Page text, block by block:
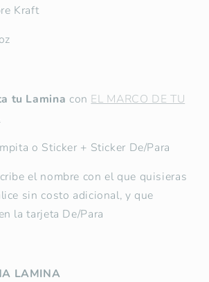
Kraft
tu Lamina con EL MARCO DE TU
o Sticker + Sticker De/Para
el nombre con el que quisieras
sin costo adicional, y que
la tarjeta De/Para
LAMINA